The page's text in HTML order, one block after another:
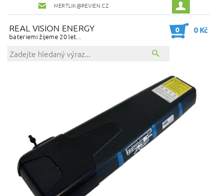
MERTLIK@REVIEN.CZ
REAL VISION ENERGY
bateriemi žijeme 20 let...
0 0 Kč